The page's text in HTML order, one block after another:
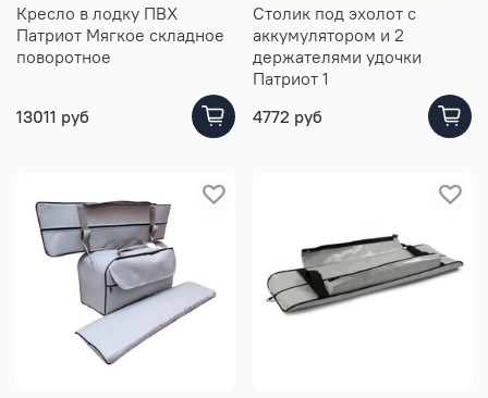
Кресло в лодку ПВХ
Патриот Мягкое складное
поворотное
13011 руб
Столик под эхолот с
аккумулятором и 2
держателями удочки
Патриот 1
4772 руб